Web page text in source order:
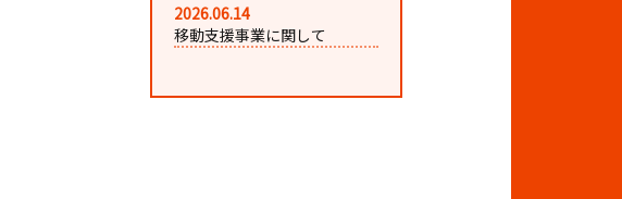
2026.06.14
移動支援事業に関して